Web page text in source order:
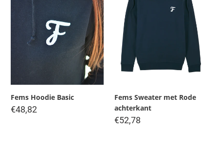
Fems Hoodie Basic
Regular
€48,82
Rode
achterkant
Fems Sweater met Rode
achterkant
Regular
€52,78